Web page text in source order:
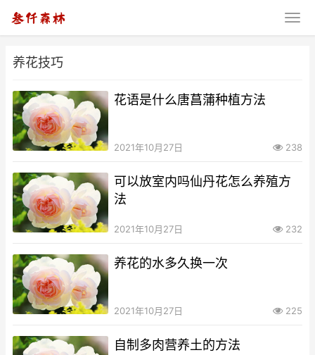
养花技巧
花语是什么唐菖蒲种植方法
2021年10月27日 238
可以放室内吗仙丹花怎么养殖方
法
2021年10月27日 232
养花的水多久换一次
2021年10月27日 225
自制多肉营养土的方法